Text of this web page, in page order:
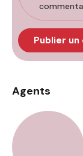
Agents